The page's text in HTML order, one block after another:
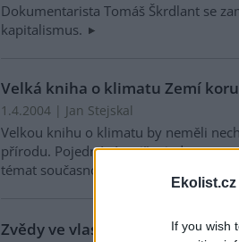
Ekolist.cz
If you wish
Dokumentarista Tomáš Škrdlant se
kapitalismus.
Velká kniha o klimatu Zemí
1.4.2004 | Jan Stejskal
Velkou knihu o klimatu by neměli
přírodu. Pojednává totiž o jednom z
témat současnosti - o klimatických
Zvědy ve vlastní zemi a Ekolístky